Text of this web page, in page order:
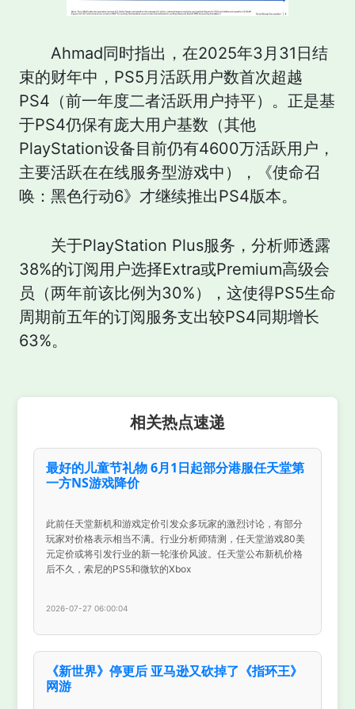
Ahmad同时指出，在2025年3月31日结
束的财年中，PS5月活跃用户数首次超越
PS4（前一年度二者活跃用户持平）。正是基
于PS4仍保有庞大用户基数（其他
PlayStation设备目前仍有4600万活跃用户，
主要活跃在在线服务型游戏中），《使命召
唤：黑色行动6》才继续推出PS4版本。
关于PlayStation Plus服务，分析师透露
38%的订阅用户选择Extra或Premium高级会
员（两年前该比例为30%），这使得PS5生命
周期前五年的订阅服务支出较PS4同期增长
63%。
相关热点速递
最好的儿童节礼物 6月1日起部分港服任天堂第
一方NS游戏降价
此前任天堂新机和游戏定价引发众多玩家的激烈讨论，有部分
玩家对价格表示相当不满。行业分析师猜测，任天堂游戏80美
元定价或将引发行业的新一轮涨价风波。任天堂公布新机价格
后不久，索尼的PS5和微软的Xbox
2026-07-27 06:00:04
《新世界》停更后 亚马逊又砍掉了《指环王》
网游